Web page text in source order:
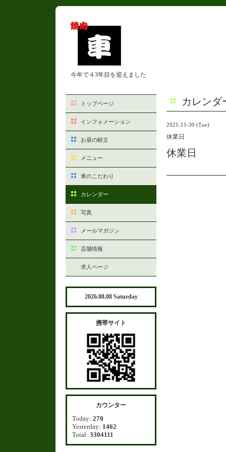
今年で４3年目を迎えました
カレンダ
2021-11-30 (Tue)
休業日
休業日
トップページ
インフォメーション
お昼の献立
メニュー
車のこだわり
カレンダー
写真
メールマガジン
店舗情報
求人ページ
2026.08.08 Saturday
携帯サイト
カウンター
Today: 270
Yesterday: 1462
Total: 3304111